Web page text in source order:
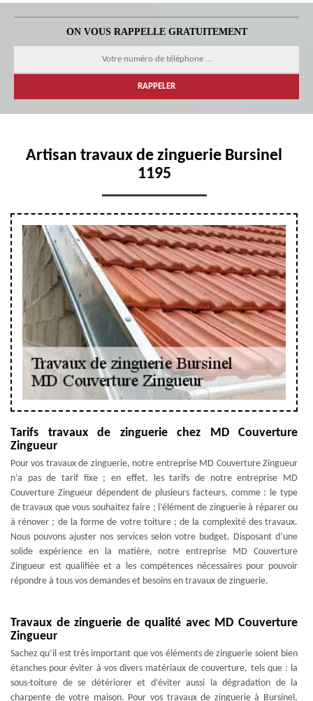
ON VOUS RAPPELLE GRATUITEMENT
Artisan travaux de zinguerie Bursinel
1195
Tarifs travaux de zinguerie chez MD Couverture
Zingueur
Pour vos travaux de zinguerie, notre entreprise MD Couverture Zingueur
n’a pas de tarif fixe ; en effet, les tarifs de notre entreprise MD
Couverture Zingueur dépendent de plusieurs facteurs, comme : le type
de travaux que vous souhaitez faire ; l’élément de zinguerie à réparer ou
à rénover ; de la forme de votre toiture ; de la complexité des travaux.
Nous pouvons ajuster nos services selon votre budget. Disposant d’une
solide expérience en la matière, notre entreprise MD Couverture
Zingueur est qualifiée et a les compétences nécessaires pour pouvoir
répondre à tous vos demandes et besoins en travaux de zinguerie.
Travaux de zinguerie de qualité avec MD Couverture
Zingueur
Sachez qu’il est très important que vos éléments de zinguerie soient bien
étanches pour éviter à vos divers matériaux de couverture, tels que : la
sous-toiture de se détériorer et d’éviter aussi la dégradation de la
charpente de votre maison. Pour vos travaux de zinguerie à Bursinel,